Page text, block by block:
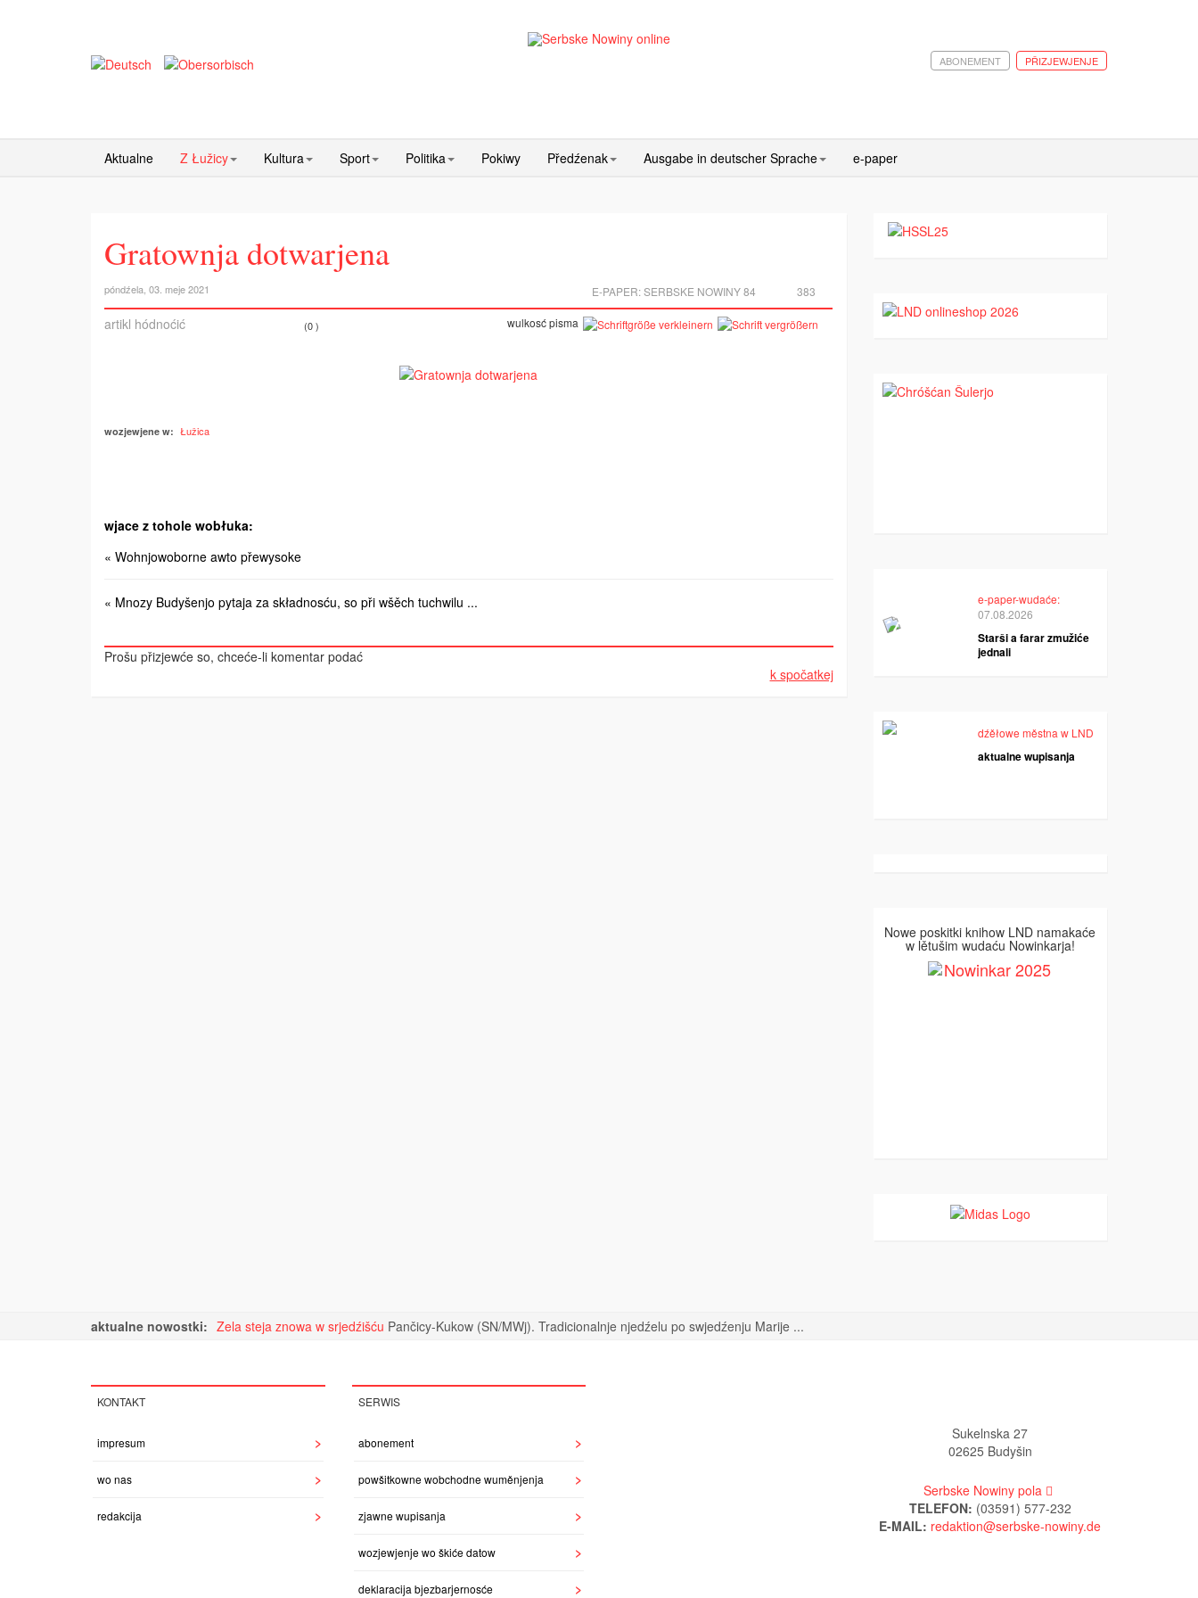
PŘIZJEWJENJE
ABONEMENT
Aktualne Z Łužicy Kultura Sport Politika Pokiwy Předźenak Ausgabe in deutscher Sprache e-paper
Gratownja dotwarjena
póndźela, 03. meje 2021 383
E-PAPER:SERBSKE NOWINY 84
artikl hódnoćić (0 ) wulkosć pisma
wozjewjene w: Łužica
wjace z tohole wobłuka:
« Wohnjowoborne awto přewysoke
« Mnozy Budyšenjo pytaja za składnosću, so při wšěch tuchwilu ...
Prošu přizjewće so, chceće-li komentar podać
k spočatkej
e-paper-wudaće:
07.08.2026
Starši a farar zmužiće
jednali
dźěłowe městna w LND
aktualne wupisanja
Nowe poskitki knihow LND namakaće
w lětušim wudaću Nowinkarja!
aktualne nowostki: Zela steja znowa w srjedźišću Pančicy-Kukow (SN/MWj). Tradicionalnje njedźelu po swjedźenju Marije ...
KONTAKT
impresum
wo nas
redakcija
SERWIS
abonement
powšitkowne wobchodne wuměnjenja
zjawne wupisanja
wozjewjenje wo škiće datow
deklaracija bjezbarjernosće
Sukelnska 27
02625 Budyšin
Serbske Nowiny pola
TELEFON: (03591) 577-232
E-MAIL: